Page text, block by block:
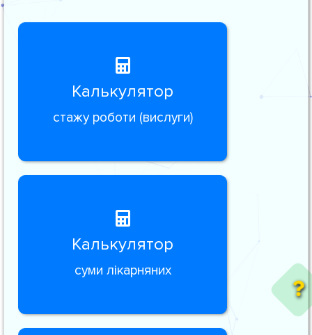
Калькулятор
стажу роботи (вислуги)
Калькулятор
суми лікарняних